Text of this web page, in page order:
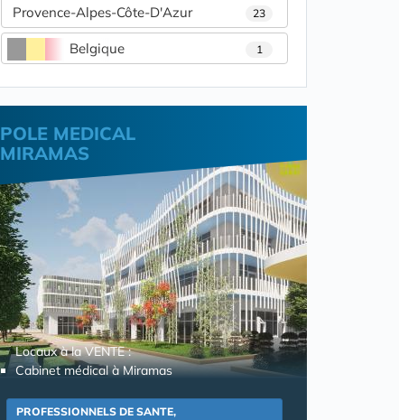
Provence-Alpes-Côte-D'Azur 23
Belgique 1
POLE MEDICAL
MIRAMAS
Locaux à la VENTE :
Cabinet médical à Miramas
PROFESSIONNELS DE SANTE,